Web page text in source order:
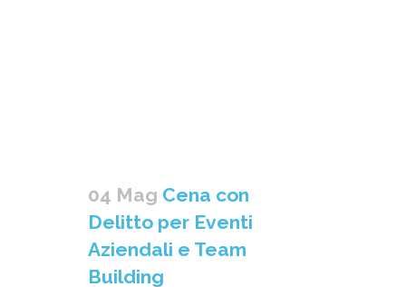
04 Mag Cena con
Delitto per Eventi
Aziendali e Team
Building